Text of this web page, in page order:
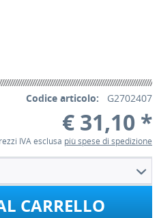
Codice articolo: G2702407
€ 31,10 *
IVA esclusa più spese di spedizione
CARRELLO